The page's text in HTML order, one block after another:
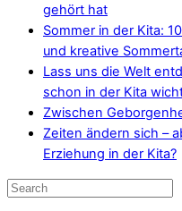
gehört hat
Sommer in der Kita:
und kreative
Lass uns die Welt
schon in der Kita
Zwischen
Zeiten ändern sich –
Erziehung in der Kita?